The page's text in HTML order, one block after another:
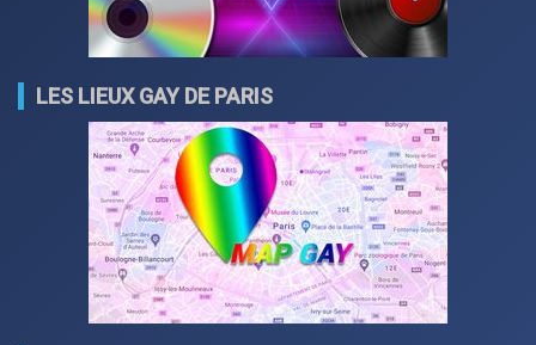
LES LIEUX GAY DE PARIS